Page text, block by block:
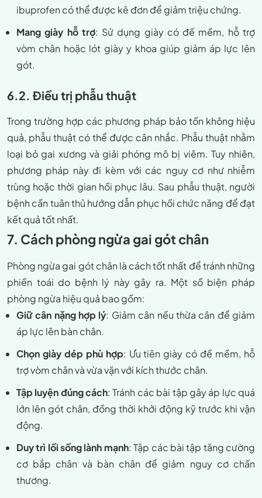
ibuprofen có thể được kê đơn để giảm triệu chứng.
Mang giày hỗ trợ: Sử dụng giày có đế mềm, hỗ trợ
vòm chân hoặc lót giày y khoa giúp giảm áp lực lên
gót.
6.2. Điều trị phẫu thuật
Trong trường hợp các phương pháp bảo tồn không hiệu
quả, phẫu thuật có thể được cân nhắc. Phẫu thuật nhằm
loại bỏ gai xương và giải phóng mô bị viêm. Tuy nhiên,
phương pháp này đi kèm với các nguy cơ như nhiễm
trùng hoặc thời gian hồi phục lâu. Sau phẫu thuật, người
bệnh cần tuân thủ hướng dẫn phục hồi chức năng để đạt
kết quả tốt nhất.
7. Cách phòng ngừa gai gót chân
Phòng ngừa gai gót chân là cách tốt nhất để tránh những
phiền toái do bệnh lý này gây ra. Một số biện pháp
phòng ngừa hiệu quả bao gồm:
Giữ cân nặng hợp lý: Giảm cân nếu thừa cân để giảm
áp lực lên bàn chân.
Chọn giày dép phù hợp: Ưu tiên giày có đế mềm, hỗ
trợ vòm chân và vừa vặn với kích thước chân.
Tập luyện đúng cách: Tránh các bài tập gây áp lực quá
lớn lên gót chân, đồng thời khởi động kỹ trước khi vận
động.
Duy trì lối sống lành mạnh: Tập các bài tập tăng cường
cơ bắp chân và bàn chân để giảm nguy cơ chấn
thương.